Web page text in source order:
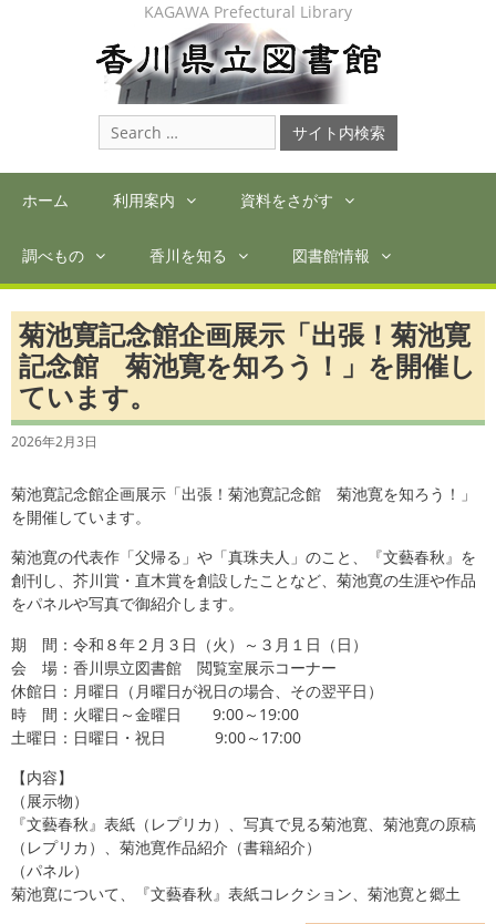
KAGAWA Prefectural Library
Search
for:
ホーム 利用案内 資料をさがす
調べもの 香川を知る 図書館情報
菊池寛記念館企画展示「出張！菊池寛
記念館 菊池寛を知ろう！」を開催し
ています。
2026年2月3日
菊池寛記念館企画展示「出張！菊池寛記念館 菊池寛を知ろう！」
を開催しています。
菊池寛の代表作「父帰る」や「真珠夫人」のこと、『文藝春秋』を
創刊し、芥川賞・直木賞を創設したことなど、菊池寛の生涯や作品
をパネルや写真で御紹介します。
期 間：令和８年２月３日（火）～３月１日（日）
会 場：香川県立図書館 閲覧室展示コーナー
休館日：月曜日（月曜日が祝日の場合、その翌平日）
時 間：火曜日～金曜日 9:00～19:00
土曜日：日曜日・祝日 9:00～17:00
【内容】
（展示物）
『文藝春秋』表紙（レプリカ）、写真で見る菊池寛、菊池寛の原稿
（レプリカ）、菊池寛作品紹介（書籍紹介）
（パネル）
菊池寛について、『文藝春秋』表紙コレクション、菊池寛と郷土